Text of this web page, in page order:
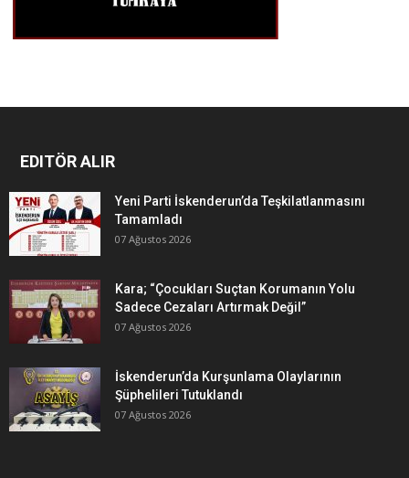
EDITÖR ALIR
Yeni Parti İskenderun’da Teşkilatlanmasını
Tamamladı
07 Ağustos 2026
Kara; “Çocukları Suçtan Korumanın Yolu
Sadece Cezaları Artırmak Değil”
07 Ağustos 2026
İskenderun’da Kurşunlama Olaylarının
Şüphelileri Tutuklandı
07 Ağustos 2026